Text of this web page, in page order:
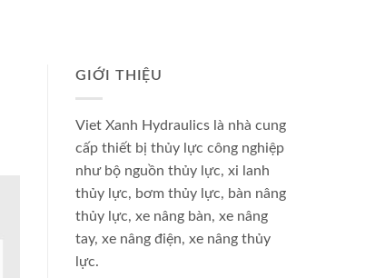
GIỚI THIỆU
Viet Xanh Hydraulics là nhà cung
cấp thiết bị thủy lực công nghiệp
như bộ nguồn thủy lực, xi lanh
thủy lực, bơm thủy lực, bàn nâng
thủy lực, xe nâng bàn, xe nâng
tay, xe nâng điện, xe nâng thủy
lực.